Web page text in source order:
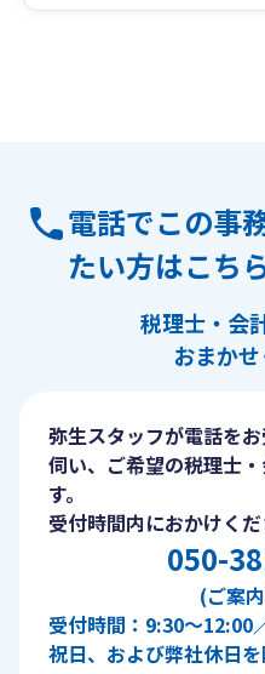
電話でこの事
たい方はこち
税理士・会
おまかせ
弥生スタッフが電話を
伺い、ご希望の税理士
す。
受付時間内におかけくだ
050-
(ご案
受付時間：9:30〜12:00
祝日、および弊社休日を